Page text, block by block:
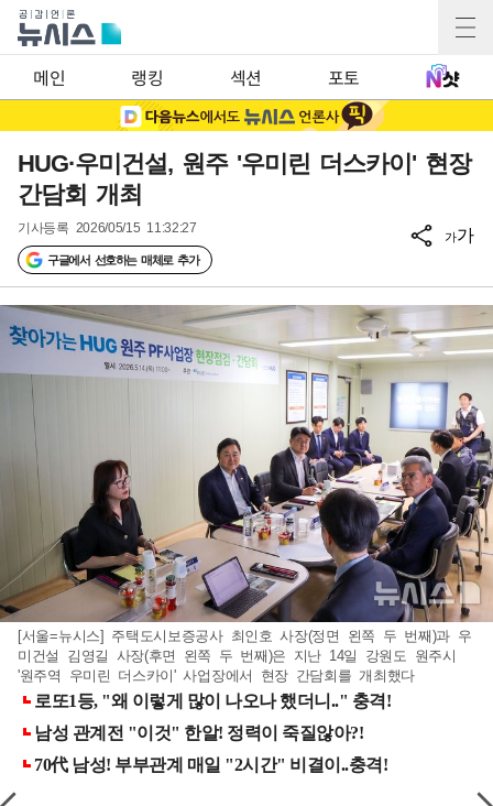
메인 랭킹 섹션 포토
HUG·우미건설, 원주 '우미린 더스카이' 현장
간담회 개최
기사등록 2026/05/15 11:32:27
구글에서 선호하는 매체로 추가
가가
[서울=뉴시스] 주택도시보증공사 최인호 사장(정면 왼쪽 두 번째)과 우
미건설 김영길 사장(후면 왼쪽 두 번째)은 지난 14일 강원도 원주시
'원주역 우미린 더스카이' 사업장에서 현장 간담회를 개최했다